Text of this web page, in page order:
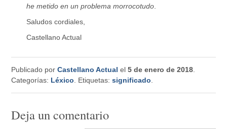
he metido en un problema morrocotudo
Saludos cordiales,
Castellano Actual
Publicado porCastellano Actual el5 de enero de 2018
Categorías: Léxico . Etiquetas:significado
Deja un comentario